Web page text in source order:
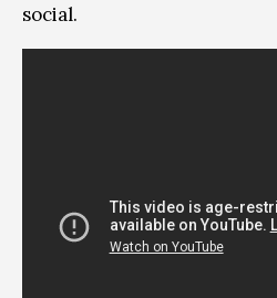
social.